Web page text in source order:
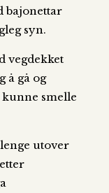
bajonettar
syn.
vegdekket
å gå og
smelle
utover